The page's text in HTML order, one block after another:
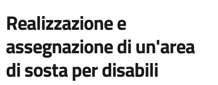
Realizzazione e
assegnazione di un'area
di sosta per disabili